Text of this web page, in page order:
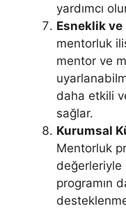
yardımcı
Esneklik
mentorluk
mentor ve
daha etkili
sağlar.
Kurumsal
Mentorluk
değerleriyle
programın